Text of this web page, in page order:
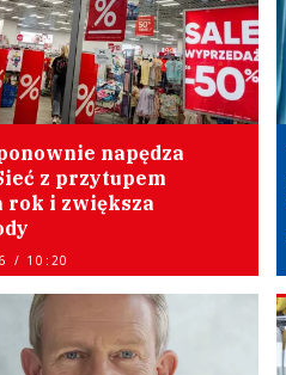
napędza
z przytupem
rok i zwiększa
/ 10:20